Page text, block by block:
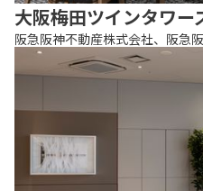
大阪梅田ツインタワー
阪急阪神不動産株式会社、阪急